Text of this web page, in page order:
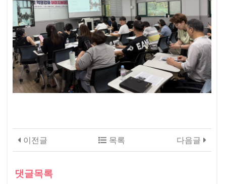
이전글 다음글
목록
댓글목록